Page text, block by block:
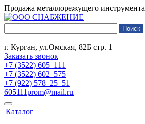
Продажа металлорежущего инструмента
г. Курган, ул.Омская, 82Б стр. 1
Заказать звонок
+7 (3522) 605‒111
+7 (3522) 602‒575
+7 (922) 578‒25‒51
605111prom@mail.ru
Каталог